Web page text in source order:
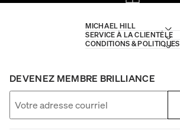
MICHAEL HILL
SERVICE À LA CLIENTÈLE
CONDITIONS & POLITIQUES
DEVENEZ MEMBRE BRILLIANCE